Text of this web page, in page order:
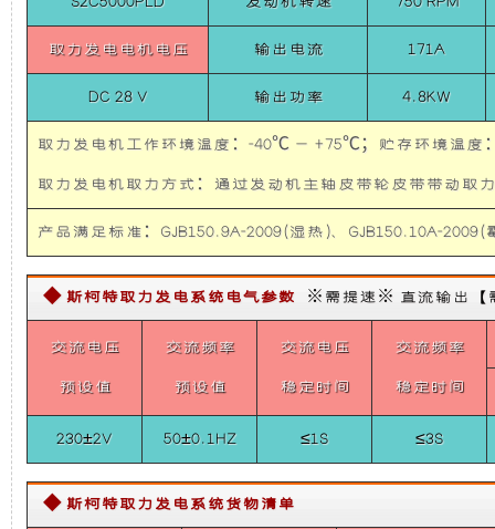
低，
性
能
更
定，
而
言，
在
其
基
础
上
加
了
系
统
(28V
系
统)
陆
巡
4700-
5KW
取
力
发
电
机
供
电
系
统
(28V
系
统)
5KW
Belt
Power
System
For
取力发电电机电压 输出电流 171A
DC 28 V 输出功率 4.8KW
取力发电机工作环境温度：-40℃ — +75℃；贮存环境温
取力发电机取力方式：通过发动机主轴皮带轮皮带
产品满足标准：GJB150.9A-2009(湿热)、GJB150.10A-
◆ 斯柯特取力发电系统电气参数 ※需提速※ 直流输出【
交流电压
预设值
交流频率
预设值
交流电压
稳定时间
交流频率
稳定时间
230±2V 50±0.1HZ ≤1S ≤3S
◆ 斯柯特取力发电系统货物清单